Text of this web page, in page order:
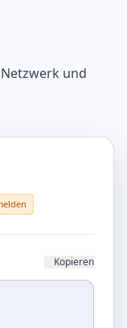
und
Kopieren